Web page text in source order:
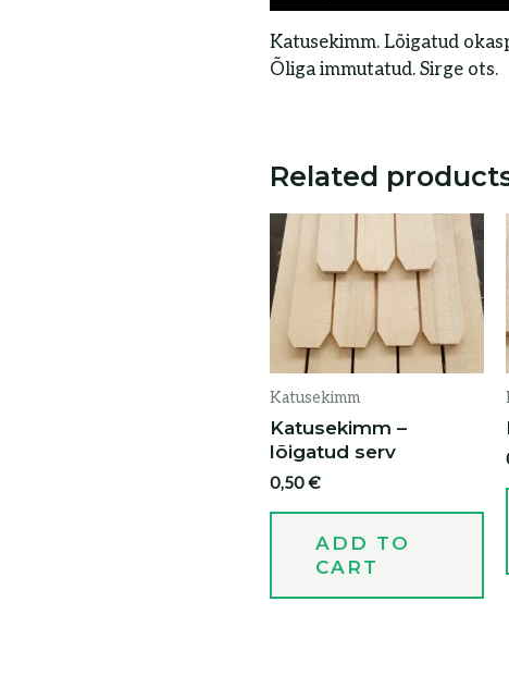
Katusekimm. Lõigatud
Õliga immutatud. Sirge ots.
Related
Katusekimm
Katusekimm –
lõigatud serv
0,50€
ADD TO
CART